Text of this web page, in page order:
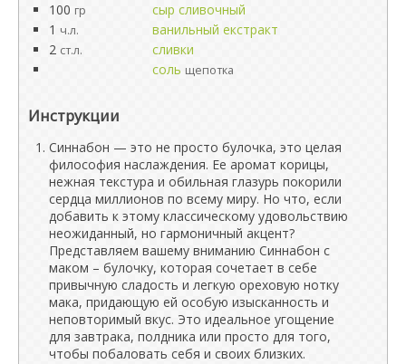
100 гр
сыр сливочный
1 ч.л.
ванильный екстракт
2 ст.л.
сливки
соль щепотка
Инструкции
Синнабон — это не просто булочка, это целая
философия наслаждения. Ее аромат корицы,
нежная текстура и обильная глазурь покорили
сердца миллионов по всему миру. Но что, если
добавить к этому классическому удовольствию
неожиданный, но гармоничный акцент?
Представляем вашему вниманию Синнабон с
маком – булочку, которая сочетает в себе
привычную сладость и легкую ореховую нотку
мака, придающую ей особую изысканность и
неповторимый вкус. Это идеальное угощение
для завтрака, полдника или просто для того,
чтобы побаловать себя и своих близких.